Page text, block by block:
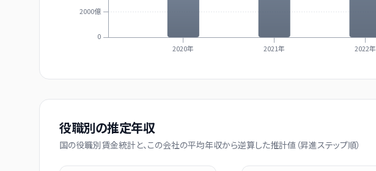
0
2000億
2020年 2021年 2022年
役職別の推定年収
国の役職別賃金統計と、この会社の平均年収から逆算した推計値（昇進ステップ順）